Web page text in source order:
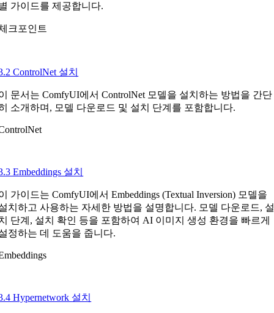
가이드를 제공합니다.
크포인트
ControlNet 설치
문서는 ComfyUI에서 ControlNet 모델을 설치하는 방법을 간단
소개하며, 모델 다운로드 및 설치 단계를 포함합니다.
Embeddings 설치
가이드는 ComfyUI에서 Embeddings (Textual Inversion) 모델을
치하고 사용하는 자세한 방법을 설명합니다. 모델 다운로드,
단계, 설치 확인 등을 포함하여 AI 이미지 생성 환경을 빠르게
정하는 데 도움을 줍니다.
Hypernetwork 설치